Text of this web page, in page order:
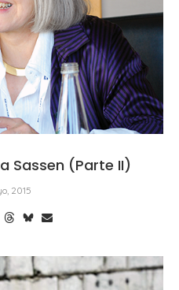
Sassen (Parte II)
2015